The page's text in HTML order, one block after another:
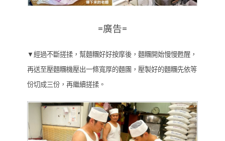
=廣告=
▼經過不斷搓揉，幫麵糰好好按摩後，麵糰開始慢慢甦醒，
再送至壓麵糰機壓出一條寬厚的麵團，壓製好的麵糰先依等
份切成三份，再繼續搓揉。